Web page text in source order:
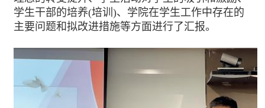
学生干部的培养(培训)、学院在学生工作中存在的
主要问题和拟改进措施等方面进行了汇报。